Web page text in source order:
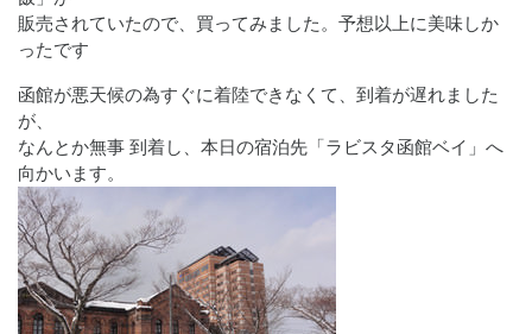
販売されていたので、買ってみました。予想以上に美味しか
ったです
函館が悪天候の為すぐに着陸できなくて、到着が遅れました
が、
なんとか無事 到着し、本日の宿泊先「ラビスタ函館ベイ」へ
向かいます。